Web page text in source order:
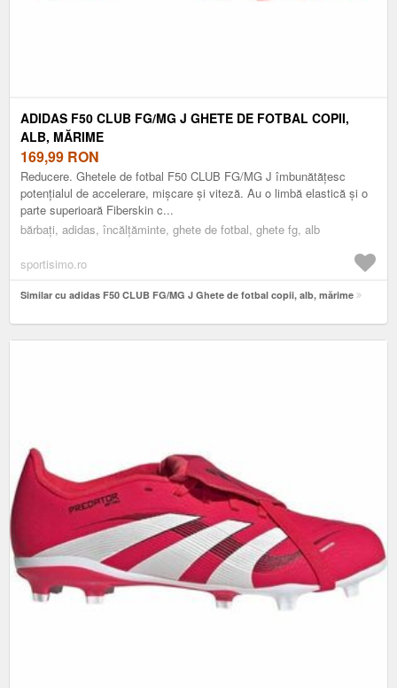
ADIDAS F50 CLUB FG/MG J GHETE DE FOTBAL COPII,
ALB, MĂRIME
169,99 RON
Reducere. Ghetele de fotbal F50 CLUB FG/MG J îmbunătățesc
potențialul de accelerare, mișcare și viteză. Au o limbă elastică și o
parte superioară Fiberskin c...
bărbați, adidas, încălțăminte, ghete de fotbal, ghete fg, alb
sportisimo.ro
Similar cu adidas F50 CLUB FG/MG J Ghete de fotbal copii, alb, mărime